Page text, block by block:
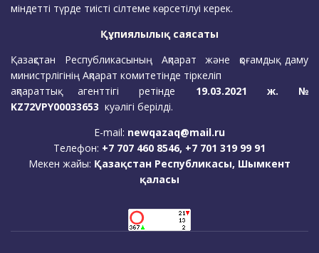
міндетті түрде тиісті сілтеме көрсетілуі керек.
Құпиялылық саясаты
Қазақстан Республикасының Ақпарат және қоғамдық даму
министрлігінің Ақпарат комитетінде тіркеліп
ақпараттық агенттігі ретінде 19.03.2021 ж. №
KZ72VPY00033653 куәлігі берілді.
E-mail: newqazaq@mail.ru
Телефон: +7 707 460 8546, +7 701 319 99 91
Мекен жайы: Қазақстан Республикасы, Шымкент
қаласы